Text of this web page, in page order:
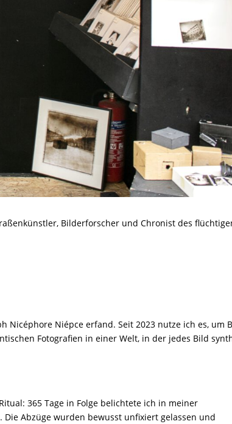
Bilderforscher und Chronist des
Nicéphore Niépce erfand. Seit 2023 nutze ich es, um
Fotografien in einer Welt, in der jedes Bild
365 Tage in Folge belichtete ich in meiner
Abzüge wurden bewusst unfixiert gelassen und